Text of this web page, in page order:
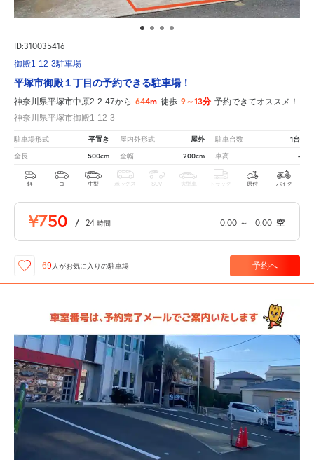
ID:310035416
御殿1-12-3駐車場
平塚市御殿１丁目の予約できる駐車場！
神奈川県平塚市中原2-2-47から 644m 徒歩 9～13分 予約できてオススメ！
神奈川県平塚市御殿1-12-3
駐車場形式 平置き 屋内外形式 屋外 駐車台数 1台
全長 500cm 全幅 200cm 車高 -
軽 コ 中型 ボックス SUV 大型車 トラック 原付 バイク
¥750 / 24 時間 0:00 ～ 0:00 空
69人がお気に入りの駐車場 予約へ